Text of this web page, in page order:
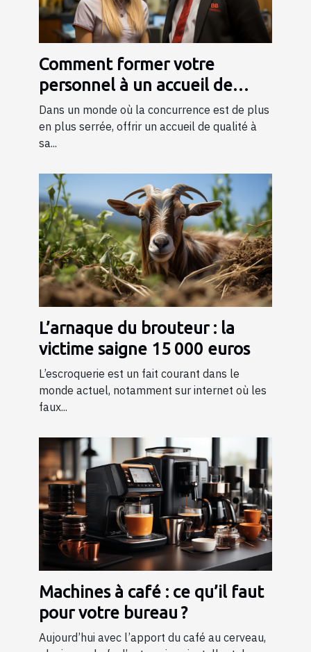
Comment former votre
personnel à un accueil de
qualité ?
Dans un monde où la concurrence est de plus
en plus serrée, offrir un accueil de qualité à
sa...
L’arnaque du brouteur : la
victime saigne 15 000 euros
L’escroquerie est un fait courant dans le
monde actuel, notamment sur internet où les
faux...
Machines à café : ce qu’il faut
pour votre bureau ?
Aujourd’hui avec l’apport du café au cerveau,